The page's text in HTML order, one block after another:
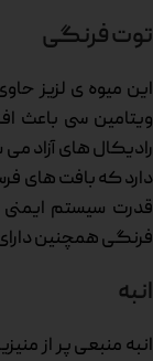
توت فرنگی
این میوه ی لزیز
ویتامین سی باعث
رادیکال های آزاد
دارد که بافت های
قدرت سیستم ایمنی
فرنگی همچنین
انبه
انبه منبعی پر از